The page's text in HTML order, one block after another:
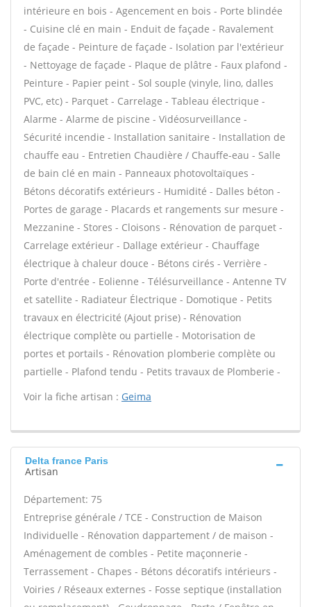
intérieure en bois - Agencement en bois - Porte blindée
- Cuisine clé en main - Enduit de façade - Ravalement
de façade - Peinture de façade - Isolation par l'extérieur
- Nettoyage de façade - Plaque de plâtre - Faux plafond -
Peinture - Papier peint - Sol souple (vinyle, lino, dalles
PVC, etc) - Parquet - Carrelage - Tableau électrique -
Alarme - Alarme de piscine - Vidéosurveillance -
Sécurité incendie - Installation sanitaire - Installation de
chauffe eau - Entretien Chaudière / Chauffe-eau - Salle
de bain clé en main - Panneaux photovoltaïques -
Bétons décoratifs extérieurs - Humidité - Dalles béton -
Portes de garage - Placards et rangements sur mesure -
Mezzanine - Stores - Cloisons - Rénovation de parquet -
Carrelage extérieur - Dallage extérieur - Chauffage
électrique à chaleur douce - Bétons cirés - Verrière -
Porte d'entrée - Eolienne - Télésurveillance - Antenne TV
et satellite - Radiateur Électrique - Domotique - Petits
travaux en électricité (Ajout prise) - Rénovation
électrique complète ou partielle - Motorisation de
portes et portails - Rénovation plomberie complète ou
partielle - Plafond tendu - Petits travaux de Plomberie -
Voir la fiche artisan : Geima
Delta france Paris
Artisan
Département: 75
Entreprise générale / TCE - Construction de Maison
Individuelle - Rénovation dappartement / de maison -
Aménagement de combles - Petite maçonnerie -
Terrassement - Chapes - Bétons décoratifs intérieurs -
Voiries / Réseaux externes - Fosse septique (installation